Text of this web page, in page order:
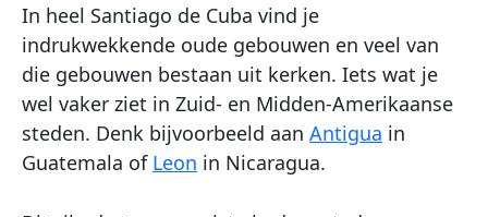
In heel Santiago de Cuba vind je
indrukwekkende oude gebouwen en veel van
die gebouwen bestaan uit kerken. Iets wat je
wel vaker ziet in Zuid- en Midden-Amerikaanse
steden. Denk bijvoorbeeld aan Antigua in
Guatemala of Leon in Nicaragua.